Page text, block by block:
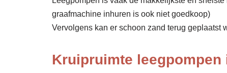
graafmachine inhuren is ook niet goedkoop)
Vervolgens kan er schoon zand terug geplaatst
Kruipruimte